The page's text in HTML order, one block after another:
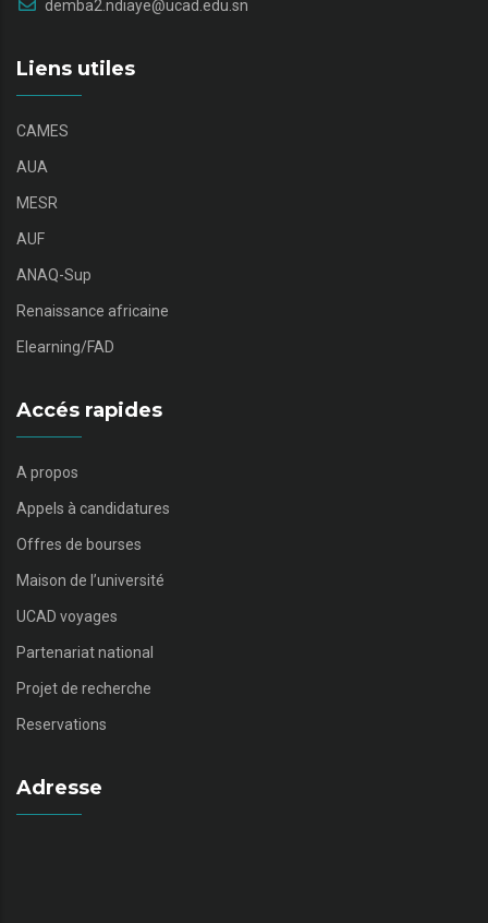
demba2.ndiaye@ucad.edu.sn
Liens utiles
CAMES
AUA
MESR
AUF
ANAQ-Sup
Renaissance africaine
Elearning/FAD
Accés rapides
A propos
Appels à candidatures
Offres de bourses
Maison de l’université
UCAD voyages
Partenariat national
Projet de recherche
Reservations
Adresse